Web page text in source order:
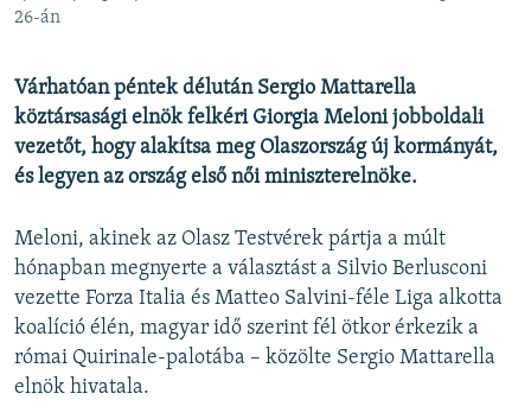
Valamennyi RFE/RL weboldal
26-án
Várhatóan péntek délután Sergio Mattarella
köztársasági elnök felkéri Giorgia Meloni jobboldali
vezetőt, hogy alakítsa meg Olaszország új kormányát,
és legyen az ország első női miniszterelnöke.
Meloni, akinek az Olasz Testvérek pártja a múlt
hónapban megnyerte a választást a Silvio Berlusconi
vezette Forza Italia és Matteo Salvini-féle Liga alkotta
koalíció élén, magyar idő szerint fél ötkor érkezik a
római Quirinale-palotába – közölte Sergio Mattarella
elnök hivatala.